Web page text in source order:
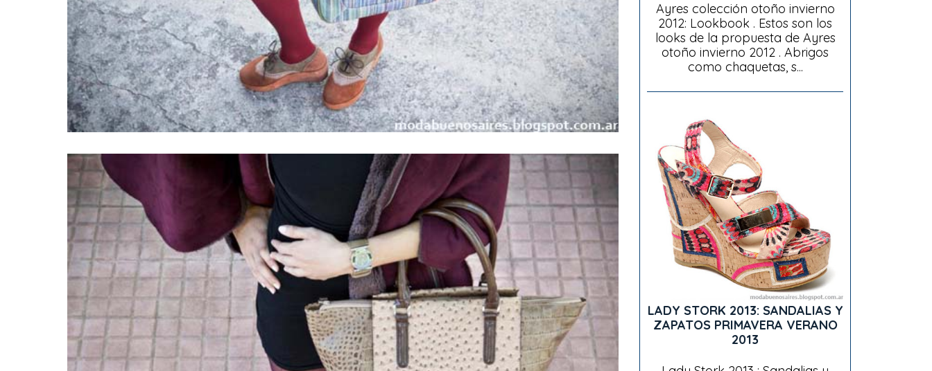
Ayres colección otoño invierno
2012: Lookbook . Estos son los
looks de la propuesta de Ayres
otoño invierno 2012 . Abrigos
como chaquetas, s...
LADY STORK 2013: SANDALIAS Y
ZAPATOS PRIMAVERA VERANO
2013